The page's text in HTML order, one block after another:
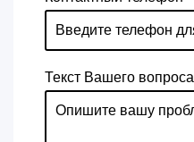
Текст Вашего вопроса